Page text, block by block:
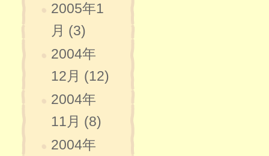
2005年1
月 (3)
2004年
12月 (12)
2004年
11月 (8)
2004年